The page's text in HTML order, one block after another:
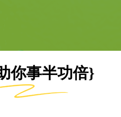
你事半功倍}